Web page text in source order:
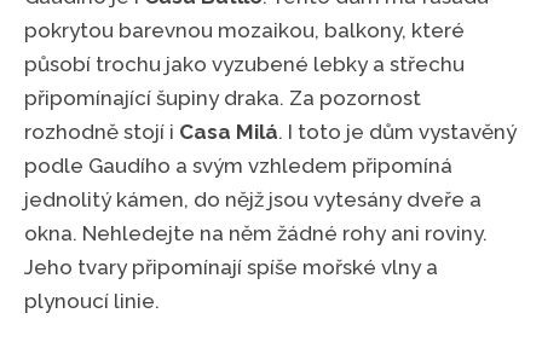
pokrytou barevnou mozaikou, balkony, které
působí trochu jako vyzubené lebky a střechu
připomínající šupiny draka. Za pozornost
rozhodně stojí i Casa Milá. I toto je dům vystavěný
podle Gaudího a svým vzhledem připomíná
jednolitý kámen, do nějž jsou vytesány dveře a
okna. Nehledejte na něm žádné rohy ani roviny.
Jeho tvary připomínají spíše mořské vlny a
plynoucí linie.